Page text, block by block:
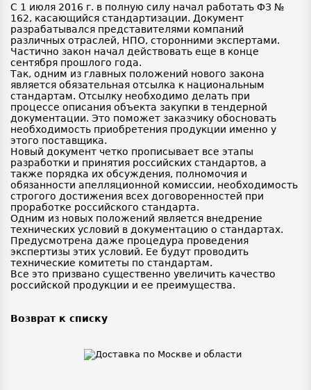
С 1 июля 2016 г. в полную силу начал работать ФЗ №
162, касающийся стандартизации. Документ
разрабатывался представителями компаний
различных отраслей, НПО, сторонними экспертами.
Частично закон начал действовать еще в конце
сентября прошлого года.
Так, одним из главных положений нового закона
является обязательная отсылка к национальным
стандартам. Отсылку необходимо делать при
процессе описания объекта закупки в тендерной
документации. Это поможет заказчику обосновать
необходимость приобретения продукции именно у
этого поставщика.
Новый документ четко прописывает все этапы
разработки и принятия российских стандартов, а
также порядка их обсуждения, полномочия и
обязанности апелляционной комиссии, необходимость
строгого достижения всех договоренностей при
проработке российского стандарта.
Одним из новых положений является внедрение
технических условий в документацию о стандартах.
Предусмотрена даже процедура проведения
экспертизы этих условий. Ее будут проводить
технические комитеты по стандартам.
Все это призвано существенно увеличить качество
российской продукции и ее преимущества.
Возврат к списку